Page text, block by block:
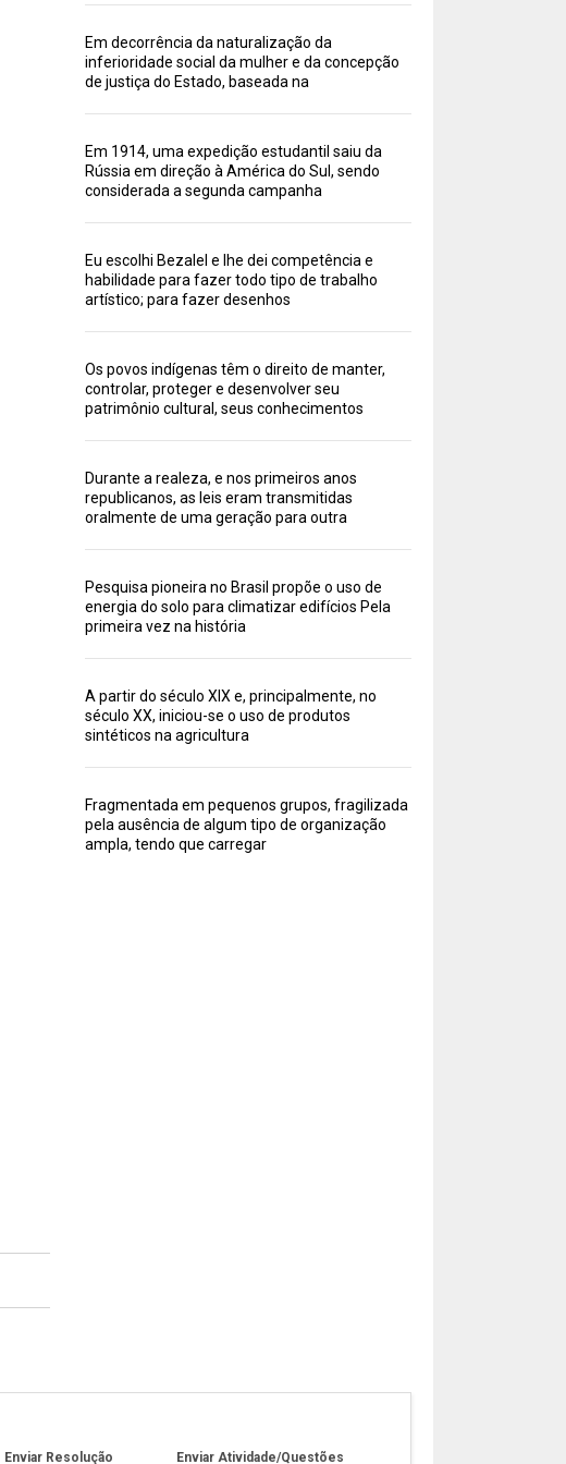
Em decorrência da naturalização da
inferioridade social da mulher e da concepção
de justiça do Estado, baseada na
Em 1914, uma expedição estudantil saiu da
Rússia em direção à América do Sul, sendo
considerada a segunda campanha
Eu escolhi Bezalel e lhe dei competência e
habilidade para fazer todo tipo de trabalho
artístico; para fazer desenhos
Os povos indígenas têm o direito de manter,
controlar, proteger e desenvolver seu
patrimônio cultural, seus conhecimentos
Durante a realeza, e nos primeiros anos
republicanos, as leis eram transmitidas
oralmente de uma geração para outra
Pesquisa pioneira no Brasil propõe o uso de
energia do solo para climatizar edifícios Pela
primeira vez na história
A partir do século XIX e, principalmente, no
século XX, iniciou-se o uso de produtos
sintéticos na agricultura
Fragmentada em pequenos grupos, fragilizada
pela ausência de algum tipo de organização
ampla, tendo que carregar
Enviar Resolução Enviar Atividade/Questões